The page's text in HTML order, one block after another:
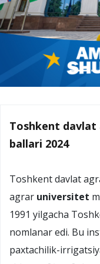
Toshkent
ballari 2024
Toshkent davlat
agrar universitet
1991 yilgacha
nomlanar edi. Bu
paxtachilik-